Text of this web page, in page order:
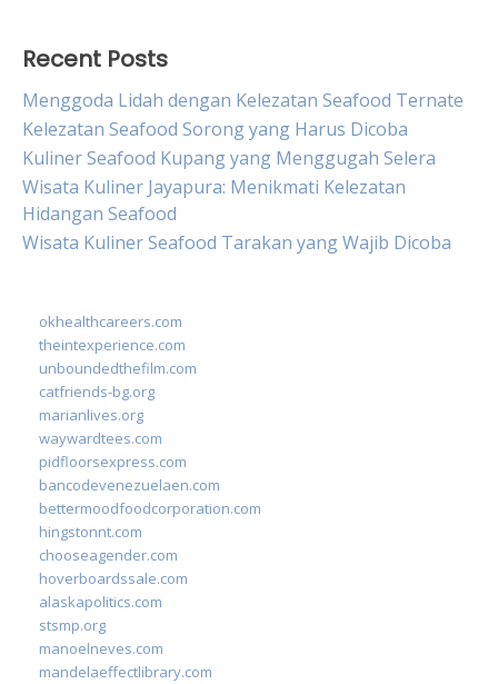
Recent Posts
Menggoda Lidah dengan Kelezatan Seafood Ternate
Kelezatan Seafood Sorong yang Harus Dicoba
Kuliner Seafood Kupang yang Menggugah Selera
Wisata Kuliner Jayapura: Menikmati Kelezatan
Hidangan Seafood
Wisata Kuliner Seafood Tarakan yang Wajib Dicoba
okhealthcareers.com
theintexperience.com
unboundedthefilm.com
catfriends-bg.org
marianlives.org
waywardtees.com
pidfloorsexpress.com
bancodevenezuelaen.com
bettermoodfoodcorporation.com
hingstonnt.com
chooseagender.com
hoverboardssale.com
alaskapolitics.com
stsmp.org
manoelneves.com
mandelaeffectlibrary.com